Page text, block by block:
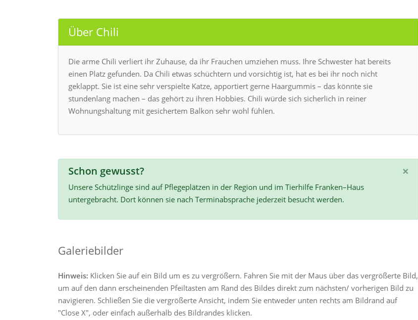
Über Chili
Die arme Chili verliert ihr Zuhause, da ihr Frauchen umziehen muss. Ihre Schwester hat bereits
einen Platz gefunden. Da Chili etwas schüchtern und vorsichtig ist, hat es bei ihr noch nicht
geklappt. Sie ist eine sehr verspielte Katze, apportiert gerne Haargummis – das könnte sie
stundenlang machen – das gehört zu ihren Hobbies. Chili würde sich sicherlich in reiner
Wohnungshaltung mit gesichertem Balkon sehr wohl fühlen.
×
Schon gewusst?
Unsere Schützlinge sind auf Pflegeplätzen in der Region und im Tierhilfe Franken–Haus
untergebracht. Dort können sie nach Terminabsprache jederzeit besucht werden.
Galeriebilder
Hinweis: Klicken Sie auf ein Bild um es zu vergrößern. Fahren Sie mit der Maus über das vergrößerte Bild,
um auf den dann erscheinenden Pfeiltasten am Rand des Bildes direkt zum nächsten/ vorherigen Bild zu
navigieren. Schließen Sie die vergrößerte Ansicht, indem Sie entweder unten rechts am Bildrand auf
"Close X", oder einfach außerhalb des Bildrandes klicken.